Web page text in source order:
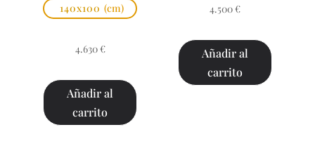
140x100 (cm)
4.630 €
Añadir al
carrito
4.500 €
Añadir al
carrito